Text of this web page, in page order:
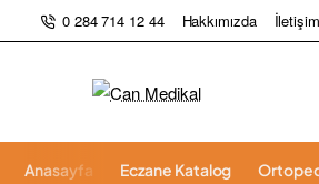
0 284 714 12 44 Hakkımızda İletişim
Anasayfa Eczane Katalog